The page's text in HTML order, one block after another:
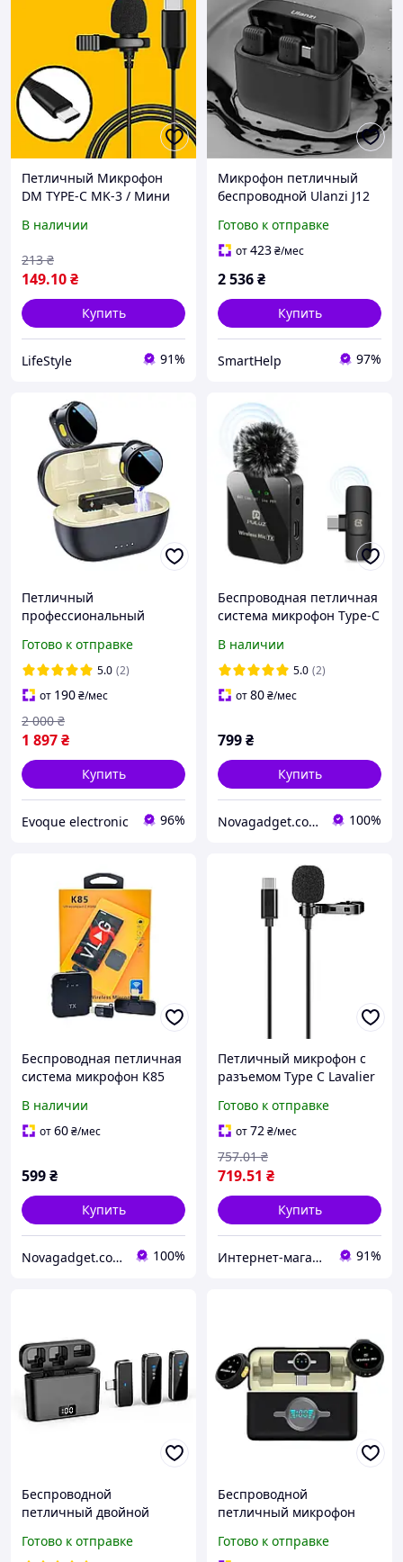
Петличный Микрофон
DM TYPE-C MK-3 / Мини
/ Микрофон петличка для
В наличии
149.10₴
213 ₴
Купить
LifeStyle 91%
Микрофон петличный
беспроводной Ulanzi J12
Android с разъемом Type-
C
Готово к отправке
от423₴/мес
2 536₴
Купить
SmartHelp 97%
Петличный
профессиональный
Type-C JCI
Готово к отправке
5.0 (2)
от 190₴/мес
1 897₴
2 000 ₴
Купить
Evoque electronic 96%
Беспроводная петличная
система микрофон Type-C
В наличии
5.0 (2)
от80₴/мес
799₴
Купить
Novagadget.com.ua - сучасний інтернет-магазин техніки 100%
Беспроводная петличная
система микрофон K85
В наличии
от60₴/мес
599₴
Купить
Novagadget.com.ua - сучасний інтернет-магазин техніки 100%
Петличный микрофон с
разъемом Type C Lavalier
+
Готово к отправке
от72₴/мес
719.51 ₴
757.01 ₴
Купить
Интернет-магазин Allegoriya 91%
Беспроводной
петличный двойной
телефона - Android,
Готово к отправке
Беспроводной
петличный микрофон
микрофона 30 ч 100 м
Готово к отправке